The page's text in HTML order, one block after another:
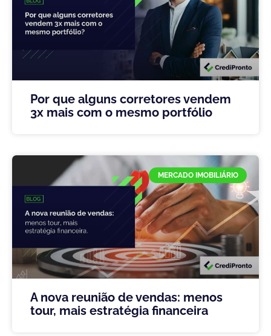
Por que alguns corretores vendem
3x mais com o mesmo portfólio
MERCADO IMOBILIÁRIO
A nova reunião de vendas: menos
tour, mais estratégia financeira